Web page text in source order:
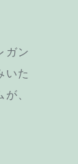
ガン
いた
、